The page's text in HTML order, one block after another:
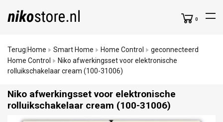
0
Terug Home Smart Home Home Control
geconnecteerd
Home Control
Niko afwerkingsset voor elektronische
rolluikschakelaar cream (100-31006)
Niko afwerkingsset voor elektronische
rolluikschakelaar cream (100-31006)